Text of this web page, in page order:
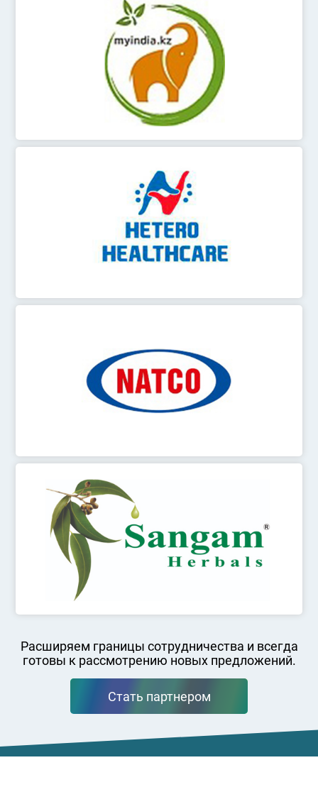
Расширяем границы сотрудничества и всегда
готовы к рассмотрению новых предложений.
Стать партнером